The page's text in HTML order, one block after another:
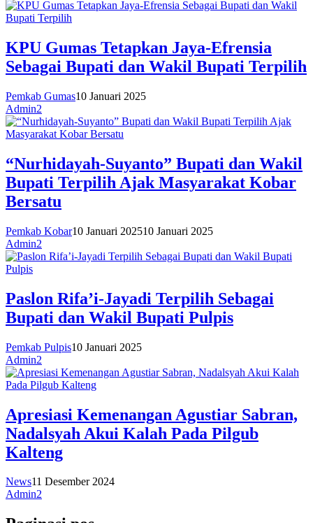
KPU Gumas Tetapkan Jaya-Efrensia
Sebagai Bupati dan Wakil Bupati Terpilih
Pemkab Gumas10 Januari 2025
Admin2
“Nurhidayah-Suyanto” Bupati dan Wakil
Bupati Terpilih Ajak Masyarakat Kobar
Bersatu
Pemkab Kobar10 Januari 202510 Januari 2025
Admin2
Paslon Rifa’i-Jayadi Terpilih Sebagai
Bupati dan Wakil Bupati Pulpis
Pemkab Pulpis10 Januari 2025
Admin2
Apresiasi Kemenangan Agustiar Sabran,
Nadalsyah Akui Kalah Pada Pilgub
Kalteng
News11 Desember 2024
Admin2